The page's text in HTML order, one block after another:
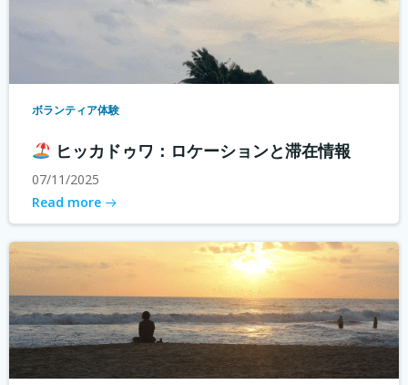
ボランティア体験
ヒッカドゥワ：ロケーションと滞在情報
07/11/2025
Read more